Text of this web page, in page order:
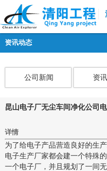
资讯动态
公司新闻 资
昆山电子厂无尘车间净化公司
详情
为了给电子产品营造良好的生
电子生产厂家都会建一个特殊
一个电子厂，并且规划了一间